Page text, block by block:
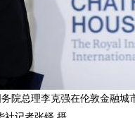
务院总理李克强在伦敦金融